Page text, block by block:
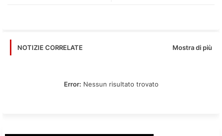
NOTIZIE CORRELATE Mostra di più
Error: Nessun risultato trovato